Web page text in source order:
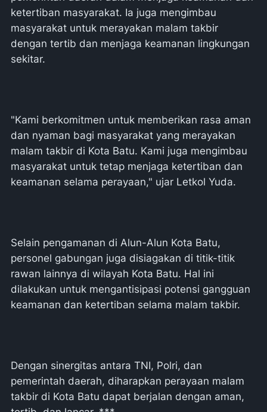
ketertiban masyarakat. Ia juga mengimbau
masyarakat untuk merayakan malam takbir
dengan tertib dan menjaga keamanan lingkungan
sekitar.
"Kami berkomitmen untuk memberikan rasa aman
dan nyaman bagi masyarakat yang merayakan
malam takbir di Kota Batu. Kami juga mengimbau
masyarakat untuk tetap menjaga ketertiban dan
keamanan selama perayaan," ujar Letkol Yuda.
Selain pengamanan di Alun-Alun Kota Batu,
personel gabungan juga disiagakan di titik-titik
rawan lainnya di wilayah Kota Batu. Hal ini
dilakukan untuk mengantisipasi potensi gangguan
keamanan dan ketertiban selama malam takbir.
Dengan sinergitas antara TNI, Polri, dan
pemerintah daerah, diharapkan perayaan malam
takbir di Kota Batu dapat berjalan dengan aman,